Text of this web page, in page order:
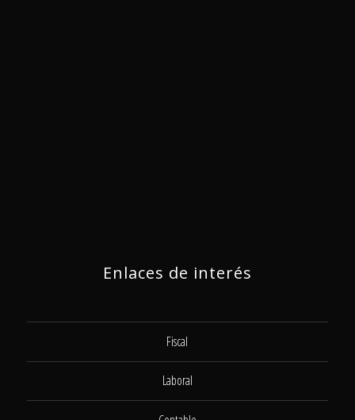
Enlaces de interés
Fiscal
Laboral